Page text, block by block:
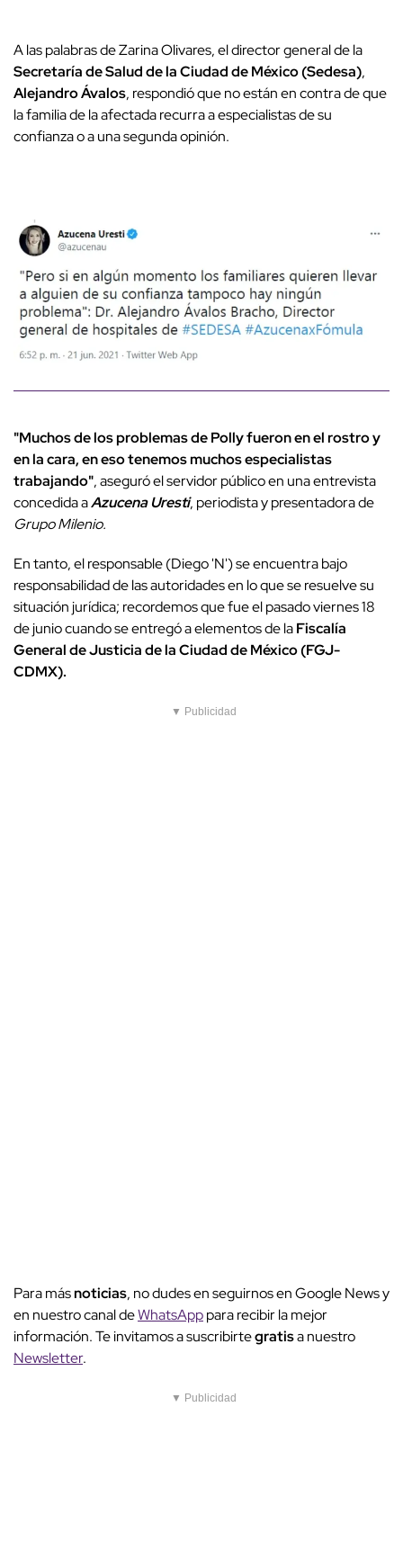
A las palabras de Zarina Olivares, el director general de la
Secretaría de Salud de la Ciudad de México (Sedesa),
Alejandro Ávalos, respondió que no están en contra de que
la familia de la afectada recurra a especialistas de su
confianza o a una segunda opinión.
"Muchos de los problemas de Polly fueron en el rostro y
en la cara, en eso tenemos muchos especialistas
trabajando", aseguró el servidor público en una entrevista
concedida aAzucena Uresti, periodista y presentadora de
Grupo Milenio.
En tanto, el responsable (Diego 'N') se encuentra bajo
responsabilidad de las autoridades en lo que se resuelve su
situación jurídica; recordemos que fue el pasado viernes 18
de junio cuando se entregó a elementos de laFiscalía
General de Justicia de la Ciudad de México (FGJ-
CDMX).
▼ Publicidad
Para másnoticias, no dudes en seguirnos en Google News y
en nuestro canal deWhatsApppara recibir la mejor
información. Te invitamos a suscribirtegratisa nuestro
Newsletter.
▼ Publicidad